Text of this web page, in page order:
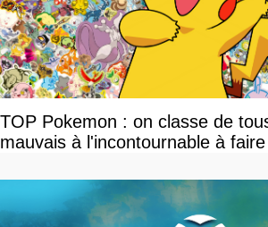
TOP Pokemon : on classe de
mauvais à l'incontournable à